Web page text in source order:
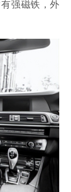
强磁铁，外